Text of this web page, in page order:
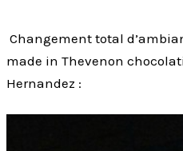
Changement total
made in Thevenon
Hernandez :